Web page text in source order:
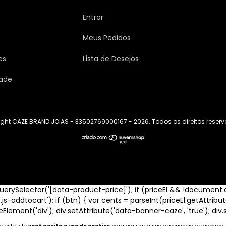
Entrar
Meus Pedidos
Lista de Desejos
CAZE BRAND JOIAS - 33502769000167 - 2026. Todos os direitos
product-price]'); if (priceEl &&
addtocart'); if (btn) { var cents =
div.setAttribute('data-banner-caze', 'true');
weight:bold;'; div.textContent = '🎁